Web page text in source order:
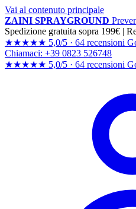
Vai al contenuto principale
ZAINI SPRAYGROUND
Spedizione gratuita sopra 199€ |
★★★★★ 5,0/5 · 64 recensioni
Chiamaci: +39 0823 526748
★★★★★ 5,0/5 · 64 recensioni